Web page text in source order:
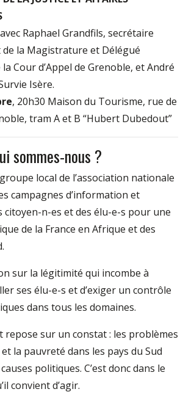
Raphael Grandfils, secrétaire
de la Magistrature et Délégué
Cour d’Appel de Grenoble, et André
Isère.
, 20h30 Maison du Tourisme, rue de
tram A et B “Hubert Dubedout”
sommes-nous ?
local de l’association nationale
campagnes d’information et
citoyen-n-es et des élu-e-s pour une
de la France en Afrique et des
sur la légitimité qui incombe à
ses élu-e-s et d’exiger un contrôle
dans tous les domaines.
sur un constat : les problèmes
la pauvreté dans les pays du Sud
politiques. C’est donc dans le
convient d’agir.